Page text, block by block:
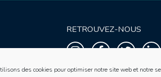
des cookies pour optimiser notre site web et notre
RETROUVEZ-NOUS